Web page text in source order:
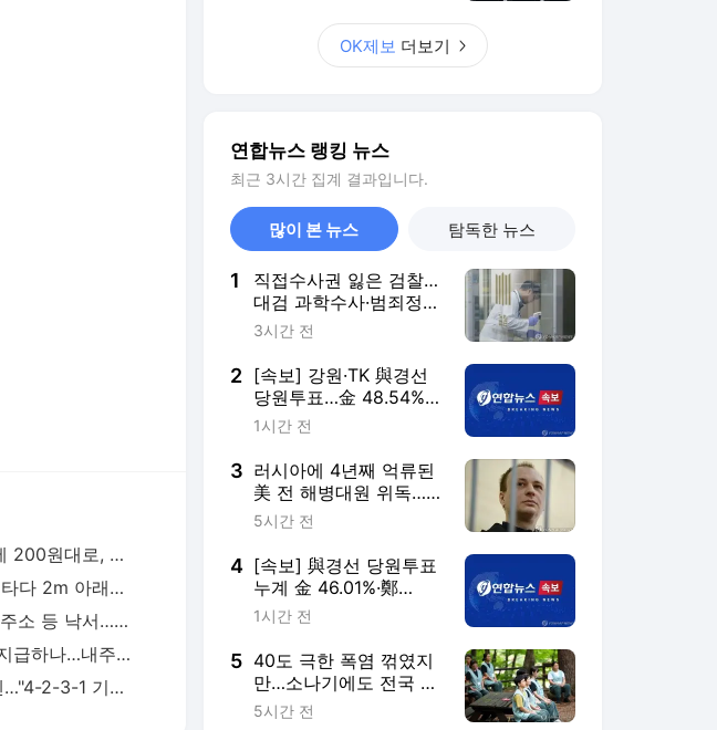
'대박 코인'의 말로…1년 만에 200원대로, 100분의 1 쪽박 | 연합뉴스
인천 덕적도서 사륜 전동차 타다 2m 아래로 추락한 80대 사망 | 연합뉴스
대형 거북이 등딱지에 소원·주소 등 낙서…부산 해안가서 발견 | 연합뉴스
최태원, 노소영에 약 1조원 지급하나…내주 재상고 안하면 확정(종합) | 연합뉴스
이임생 '홍명보 면담' 기록엔…"4-2-3-1 기본에 4-3-3도" | 연합뉴스
OK제보 더보기
연합뉴스 랭킹 뉴스
최근 3시간 집계 결과입니다.
많이 본 뉴스 탐독한 뉴스
1
직접수사권 잃은 검찰…
대검 과학수사·범죄정보
부서도 수술대에
3시간 전
2 [속보] 강원·TK 與경선
당원투표…金 48.54%·
鄭 44.40%·宋 7.06%
1시간 전
3 러시아에 4년째 억류된
美 전 해병대원 위독…
美 "깊이 우려"
5시간 전
4 [속보] 與경선 당원투표
누계 金 46.01%·鄭
44.53%…가중치 미반영
1시간 전
5 40도 극한 폭염 꺾였지
만…소나기에도 전국 무
더위 "지친다"
5시간 전